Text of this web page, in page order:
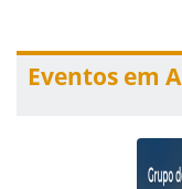
Eventos em